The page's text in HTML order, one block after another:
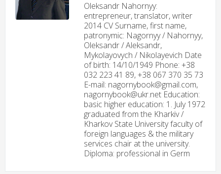
Oleksandr Nahornyy:
entrepreneur, translator, writer
2014 CV Surname, first name,
patronymic: Nagornyy / Nahornyy,
Oleksandr / Aleksandr,
Mykolayovych / Nikolayevich Date
of birth: 14/10/1949 Phone: +38
032 223 41 89, +38 067 370 35 73
E-mail: nagornybook@gmail.com,
nagornybook@ukr.net Education:
basic higher education: 1. July 1972
graduated from the Kharkiv /
Kharkov State University faculty of
foreign languages & the military
services chair at the university.
Diploma: professional in Germ